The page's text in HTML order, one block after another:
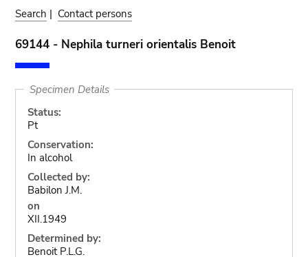
Search | Contact persons
69144 - Nephila turneri orientalis Benoit
Specimen Details
Status:
Pt
Conservation:
In alcohol
Collected by:
Babilon J.M.
on
XII.1949
Determined by:
Benoit P.L.G.